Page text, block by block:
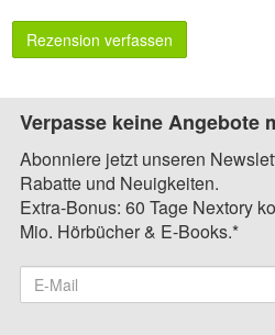
Rezension verfassen
Verpasse keine Angebote
Abonniere jetzt unseren
Rabatte und Neuigkeiten.
Extra-Bonus: 60 Tage Nextory
Mio. Hörbücher & E-Books.*